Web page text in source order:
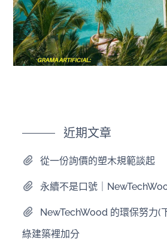
近期文章
從一份詢價的塑木規範談起
永續不是口號｜
NewTechWood 的環保努力(
綠建築裡加分